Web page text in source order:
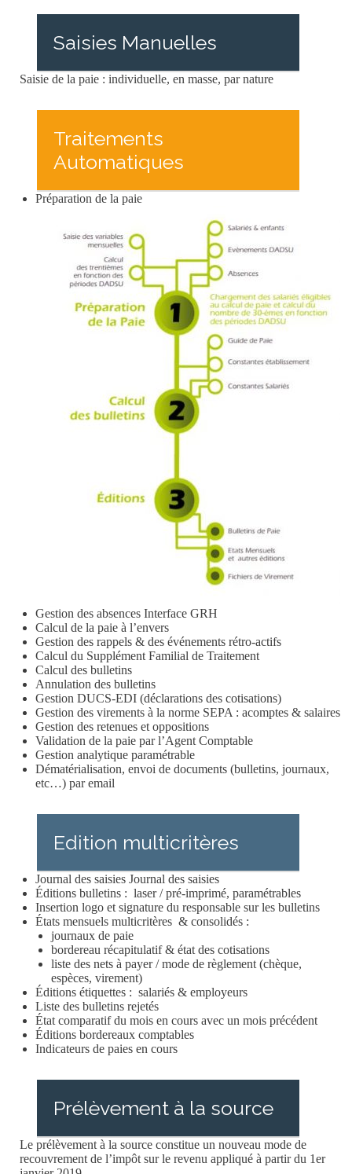
Saisies Manuelles
Saisie de la paie : individuelle, en masse, par nature
Traitements
Automatiques
Préparation de la paie
Gestion des absences Interface GRH
Calcul de la paie à l’envers
Gestion des rappels & des événements rétro-actifs
Calcul du Supplément Familial de Traitement
Calcul des bulletins
Annulation des bulletins
Gestion DUCS-EDI (déclarations des cotisations)
Gestion des virements à la norme SEPA : acomptes & salaires
Gestion des retenues et oppositions
Validation de la paie par l’Agent Comptable
Gestion analytique paramétrable
Dématérialisation, envoi de documents (bulletins, journaux,
etc…) par email
Edition multicritères
Journal des saisies Journal des saisies
Éditions bulletins : laser / pré-imprimé, paramétrables
Insertion logo et signature du responsable sur les bulletins
États mensuels multicritères & consolidés :
journaux de paie
bordereau récapitulatif & état des cotisations
liste des nets à payer / mode de règlement (chèque,
espèces, virement)
Éditions étiquettes : salariés & employeurs
Liste des bulletins rejetés
État comparatif du mois en cours avec un mois précédent
Éditions bordereaux comptables
Indicateurs de paies en cours
Prélèvement à la source
Le prélèvement à la source constitue un nouveau mode de
recouvrement de l’impôt sur le revenu appliqué à partir du 1er